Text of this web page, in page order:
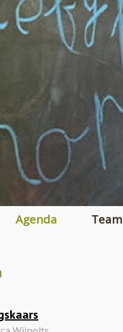
Agenda Team